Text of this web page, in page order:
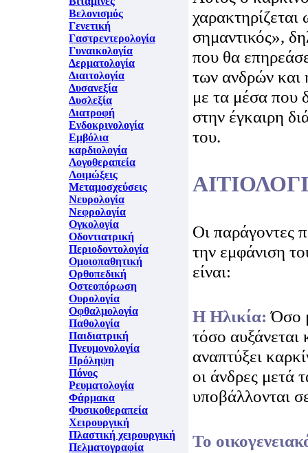
Βελονισμός
Γενετική
Γαστρεντερολογία
Γυναικολογία
Δερματολογία
Διαιτολογία
Δυσανεξία
Δυσλεξία
Διατροφή
Ενδοκρινολογία
Εμβόλια
καρδιολογία
Λογοθεραπεία
Λοιμώξεις
Μεταμοσχεύσεις
Νευρολογία
Νεφρολογία
Ογκολογία
Οδοντιατρική
Περιοδοντολογία
Ομοιοπαθητική
Ορθοπεδική
Οστεοπόρωση
Ουρολογία
Οφθαλμολογία
Παθολογία
Παιδιατρική
Πνευμονολογία
Πρόληψη
Πόνος
Ρευματολογία
Φάρμακα
Φυσικοθεραπεία
Χειρουργική
Πλαστική χειρουργική
Πελματογραφία
χαρακτηρίζεται
σημαντικός»,
που θα
των ανδρών και
με τα μέσα που
στην έγκαιρη
του.
Οι παράγοντες
την εμφάνιση
είναι:
H Ηλικία:Όσο
τόσο αυξάνεται
αναπτύξει
οι άνδρες μετά
υποβάλλονται
Το